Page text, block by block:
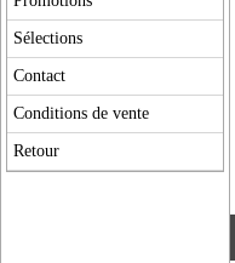
Sélections
Contact
Conditions de vente
Retour